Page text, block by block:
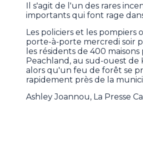
Il s'agit de l'un des rares
importants qui font rage
Les policiers et les pompiers
porte-à-porte mercredi soir
les résidents de 400 maisons
Peachland, au sud-ouest de
alors qu'un feu de forêt se
rapidement près de la
Ashley Joannou, La Presse